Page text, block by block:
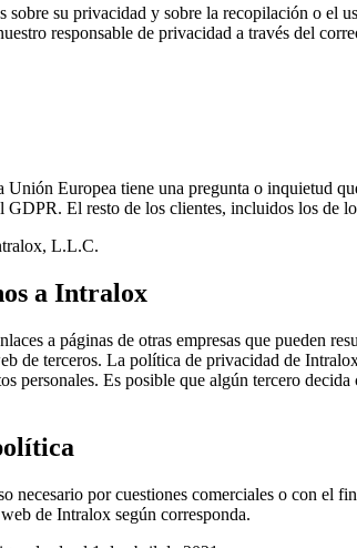
su privacidad y sobre la recopilación o el
responsable de privacidad a través del
Europea tiene una pregunta o inquietud
El resto de los clientes, incluidos los de
L.L.C.
a Intralox
a páginas de otras empresas que pueden
de terceros. La política de privacidad de
personales. Es posible que algún tercero
necesario por cuestiones comerciales o con el
de Intralox según corresponda.